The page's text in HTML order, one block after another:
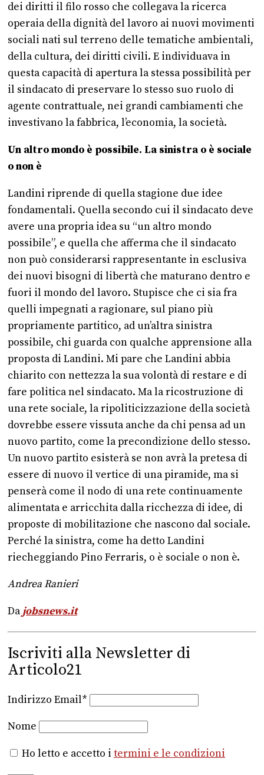
dei diritti il filo rosso che collegava la ricerca
operaia della dignità del lavoro ai nuovi movimenti
sociali nati sul terreno delle tematiche ambientali,
della cultura, dei diritti civili. E individuava in
questa capacità di apertura la stessa possibilità per
il sindacato di preservare lo stesso suo ruolo di
agente contrattuale, nei grandi cambiamenti che
investivano la fabbrica, l’economia, la società.
Un altro mondo è possibile. La sinistra o è sociale
o non è
Landini riprende di quella stagione due idee
fondamentali. Quella secondo cui il sindacato deve
avere una propria idea su “un altro mondo
possibile”, e quella che afferma che il sindacato
non può considerarsi rappresentante in esclusiva
dei nuovi bisogni di libertà che maturano dentro e
fuori il mondo del lavoro. Stupisce che ci sia fra
quelli impegnati a ragionare, sul piano più
propriamente partitico, ad un’altra sinistra
possibile, chi guarda con qualche apprensione alla
proposta di Landini. Mi pare che Landini abbia
chiarito con nettezza la sua volontà di restare e di
fare politica nel sindacato. Ma la ricostruzione di
una rete sociale, la ripoliticizzazione della società
dovrebbe essere vissuta anche da chi pensa ad un
nuovo partito, come la precondizione dello stesso.
Un nuovo partito esisterà se non avrà la pretesa di
essere di nuovo il vertice di una piramide, ma si
penserà come il nodo di una rete continuamente
alimentata e arricchita dalla ricchezza di idee, di
proposte di mobilitazione che nascono dal sociale.
Perché la sinistra, come ha detto Landini
riecheggiando Pino Ferraris, o è sociale o non è.
Andrea Ranieri
Dajobsnews.it
Iscriviti alla Newsletter di
Articolo21
Indirizzo Email*
Nome
Ho letto e accetto i termini e le condizioni